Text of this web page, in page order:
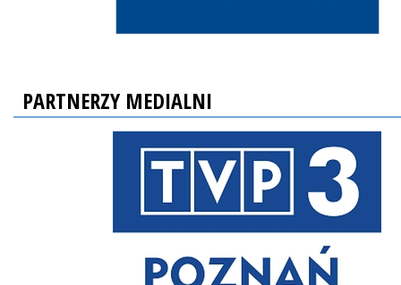
PARTNERZY MEDIALNI